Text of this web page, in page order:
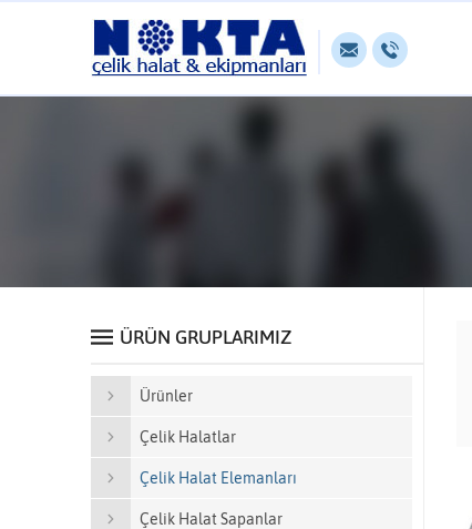
ÜRÜN GRUPLARIMIZ
Ürünler
Çelik Halatlar
Çelik Halat Elemanları
Çelik Halat Sapanlar